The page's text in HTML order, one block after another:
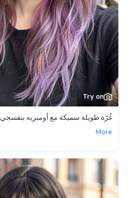
Try on
غُرّة طويلة سميكة مع أومبريه بنفسجي
More